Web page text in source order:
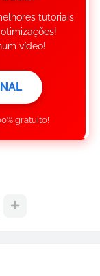
tutoriais
vídeo!
gratuito!